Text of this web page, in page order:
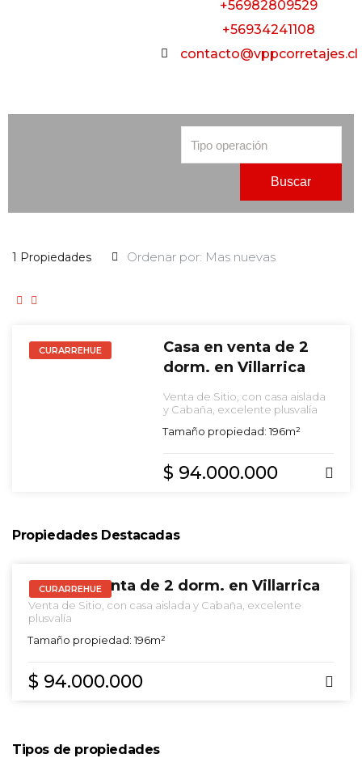
+56982809529
+56934241108
contacto@vppcorretajes.cl
Buscar
1 Propiedades
CURARREHUE
Casa en venta de 2
dorm. en Villarrica
Venta de Sitio, con casa aislada
y Cabaña, excelente plusvalía
Tamaño propiedad: 196m²
$ 94.000.000
Propiedades Destacadas
CURARREHUE
ARRIENDO
Casa en venta de 2 dorm. en Villarrica
Venta de Sitio, con casa aislada y Cabaña, excelente
plusvalía
Tamaño propiedad: 196m²
$ 94.000.000
Tipos de propiedades